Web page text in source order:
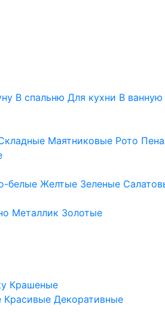
В спальню Для кухни В ванную
Маятниковые Рото
белые Желтые Зеленые
Металлик Золотые
Крашеные
Красивые Декоративные